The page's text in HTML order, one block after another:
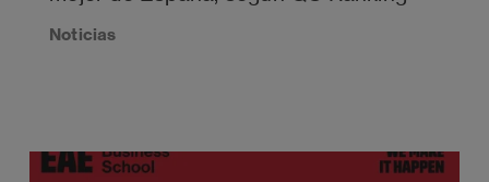
Noticias